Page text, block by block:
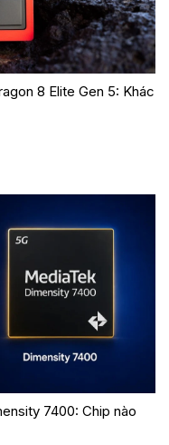
8 Elite Gen 5: Khác
7400: Chip nào